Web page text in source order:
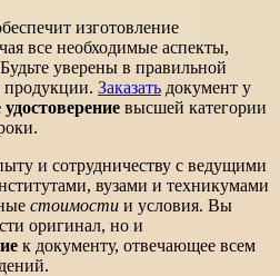
изготовление
все необходимые аспекты,
уверены в правильной
продукции. Заказать документ у
удостоверение высшей категории
и сотрудничеству с ведущими
вузами и техникумами
стоимости и условия. Вы
оригинал, но и
к документу, отвечающее всем